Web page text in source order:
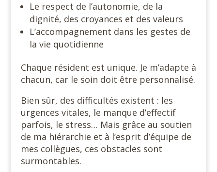
Le respect de l’autonomie, de la
dignité, des croyances et des valeurs
L’accompagnement dans les gestes de
la vie quotidienne
Chaque résident est unique. Je m’adapte à
chacun, car le soin doit être personnalisé.
Bien sûr, des difficultés existent : les
urgences vitales, le manque d’effectif
parfois, le stress… Mais grâce au soutien
de ma hiérarchie et à l’esprit d’équipe de
mes collègues, ces obstacles sont
surmontables.